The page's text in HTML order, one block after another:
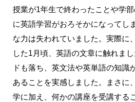
授業が1年生で終わったことや学
に英語学習がおろそかになってし
な力は失われていました。実際に
した1月頃、英語の文章に触れま
ドも落ち、英文法や英単語の知識
あることを実感しました。まさに
学に加え、何かの講座を受講する